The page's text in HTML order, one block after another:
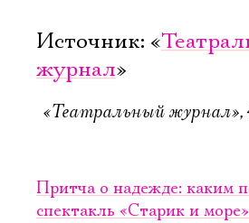
Источник: «
журнал»
«Театральный журнал»,
Притча о надежде: каким
спектакль «Старик и
Имя